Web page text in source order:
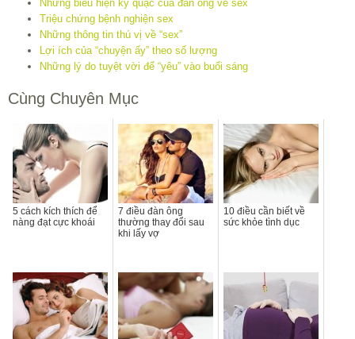
Những biểu hiện kỳ quặc của đàn ông về sex
Triệu chứng bệnh nghiện sex
Những thông tin thú vị về “sex”
Lợi ích của “chuyện ấy” theo số lượng
Những lý do tuyệt vời để “yêu” vào buổi sáng
Cùng Chuyên Mục
5 cách kích thích để
nàng đạt cực khoái
7 điều đàn ông
thường thay đổi sau
khi lấy vợ
10 điều cần biết về
sức khỏe tình dục